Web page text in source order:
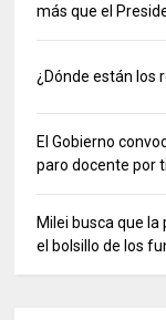
más que el
¿Dónde están los
El Gobierno
paro docente por
Milei busca que
el bolsillo de los